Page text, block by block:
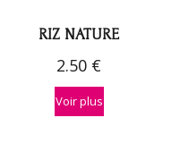
RIZ NATURE
2.50 €
Voir plus